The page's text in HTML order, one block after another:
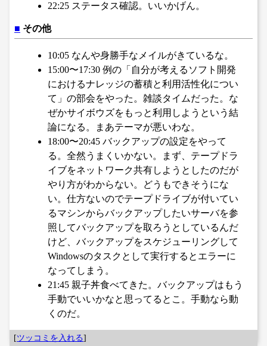
22:25 ステータス確認。いいかげん。
■ その他
10:05 なんや身勝手なメイルがきているな。
15:00〜17:30 例の「自分が考えるソフト開発
におけるナレッジの蓄積と利用活性化につい
て」の部会をやった。雑談タイムだった。な
ぜかサイボウズをもっと利用しようという結
論になる。まあテーマが悪いわな。
18:00〜20:45 バックアップの設定をやって
る。全然うまくいかない。まず、テープドラ
イブをネットワーク共有しようとしたのだが
やり方がわからない。どうもできそうにな
い。仕方ないのでテープドライブが付いてい
るマシンからバックアップしたいサーバを参
照してバックアップを取ろうとしているんだ
けど、バックアップをスケジューリングして
Windowsのタスクとして実行するとエラーに
なってしまう。
21:45 親子丼食べてきた。バックアップはもう
手動でいいかなと思ってるとこ。手動なら動
くのだ。
[ツッコミを入れる]